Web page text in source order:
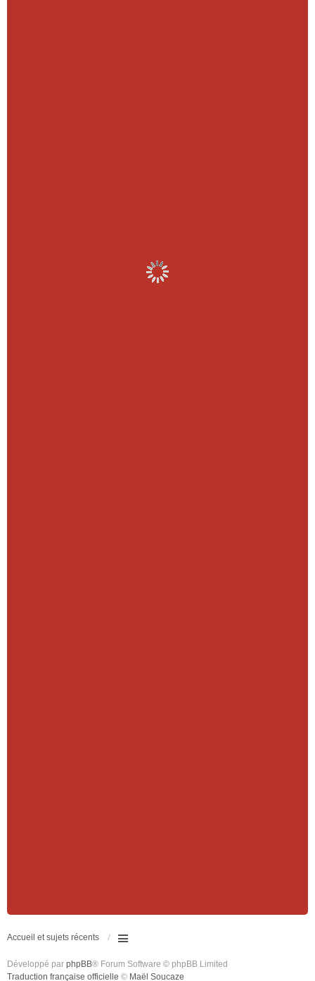
Accueil et sujets récents
Développé par phpBB® Forum Software © phpBB Limited
Traduction française officielle © Maël Soucaze